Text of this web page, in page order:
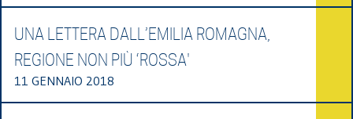
UNA LETTERA DALL’EMILIA ROMAGNA,
REGIONE NON PIÙ ‘ROSSA'
11 GENNAIO 2018